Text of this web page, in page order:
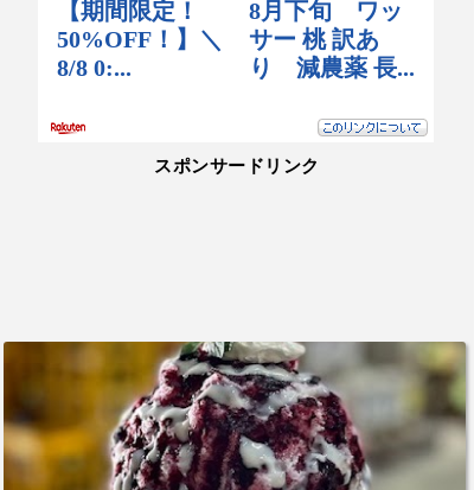
スポンサードリンク